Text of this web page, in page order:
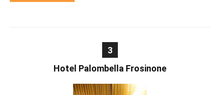
3
Hotel Palombella Frosinone